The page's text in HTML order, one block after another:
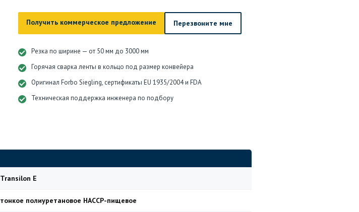
Получить коммерческое предложение Перезвоните мне
Резка по ширине — от 50 мм до 3000 мм
Горячая сварка ленты в кольцо под размер конвейера
Оригинал Forbo Siegling, сертификаты EU 1935/2004 и FDA
Техническая поддержка инженера по подбору
Transilon E
тонкое полиуретановое HACCP-пищевое